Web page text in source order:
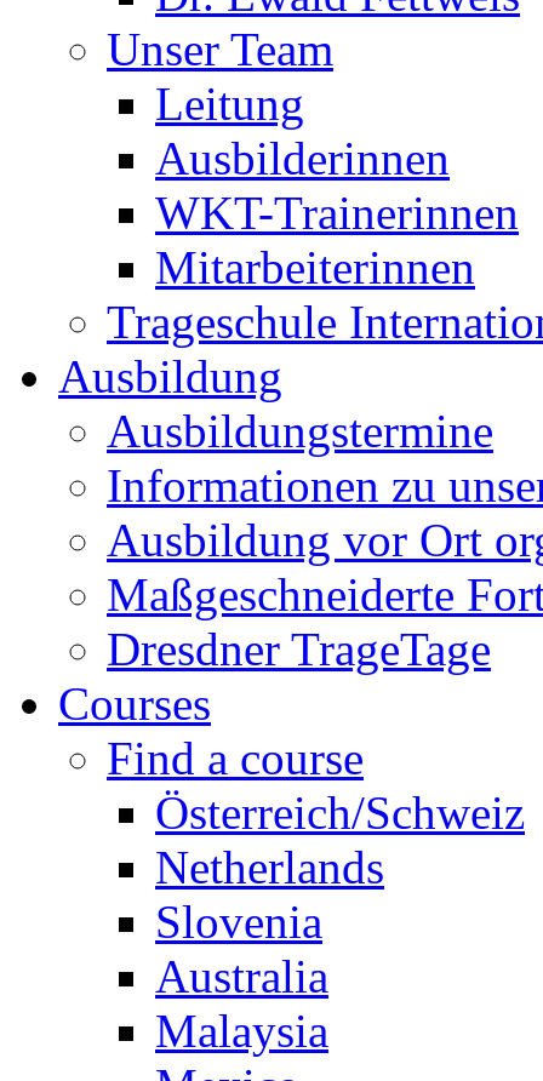
Unser Team
Leitung
Ausbilderinnen
WKT-Trainerinnen
Mitarbeiterinnen
Trageschule
Ausbildung
Ausbildungstermine
Informationen zu
Ausbildung vor Ort
Maßgeschneiderte
Dresdner TrageTage
Courses
Find a course
Österreich/Schweiz
Netherlands
Slovenia
Australia
Malaysia